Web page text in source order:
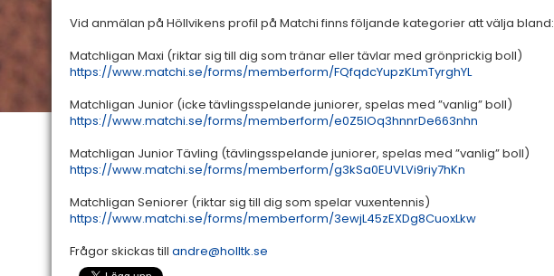
Vid anmälan på Höllvikens profil på Matchi finns följande kategorier att välja bland:
Matchligan Maxi (riktar sig till dig som tränar eller tävlar med grönprickig boll)
https://www.matchi.se/forms/memberform/FQfqdcYupzKLmTyrghYL
Matchligan Junior (icke tävlingsspelande juniorer, spelas med ”vanlig” boll)
https://www.matchi.se/forms/memberform/e0Z5IOq3hnnrDe663nhn
Matchligan Junior Tävling (tävlingsspelande juniorer, spelas med ”vanlig” boll)
https://www.matchi.se/forms/memberform/g3kSa0EUVLVi9riy7hKn
Matchligan Seniorer (riktar sig till dig som spelar vuxentennis)
https://www.matchi.se/forms/memberform/3ewjL45zEXDg8CuoxLkw
Frågor skickas till andre@holltk.se